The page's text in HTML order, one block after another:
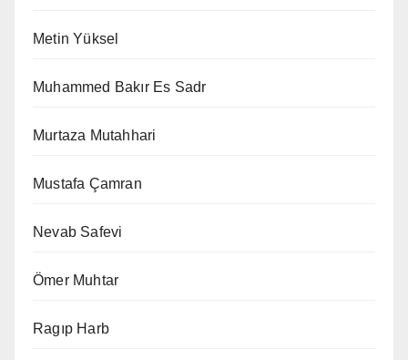
Metin Yüksel
Muhammed Bakır Es Sadr
Murtaza Mutahhari
Mustafa Çamran
Nevab Safevi
Ömer Muhtar
Ragıp Harb